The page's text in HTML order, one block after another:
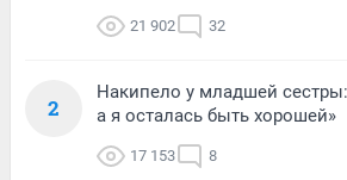
21 902 32
2
Накипело у младшей
а я осталась быть хорошей»
17 153 8